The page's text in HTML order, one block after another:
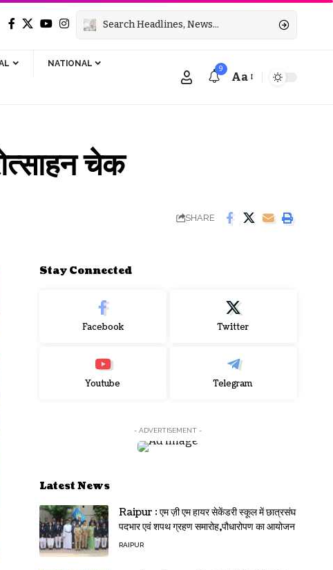
NATIONAL
9
Aa
चेक
SHARE
Stay Connected
Facebook Twitter
Youtube Telegram
- ADVERTISEMENT -
Latest News
Raipur : एम ज़ी एम हायर सेकेंडरी स्कूल में छात्रसंघ
पदभार एवं शपथ ग्रहण समारोह,पौधारोपण का आयोजन
RAIPUR